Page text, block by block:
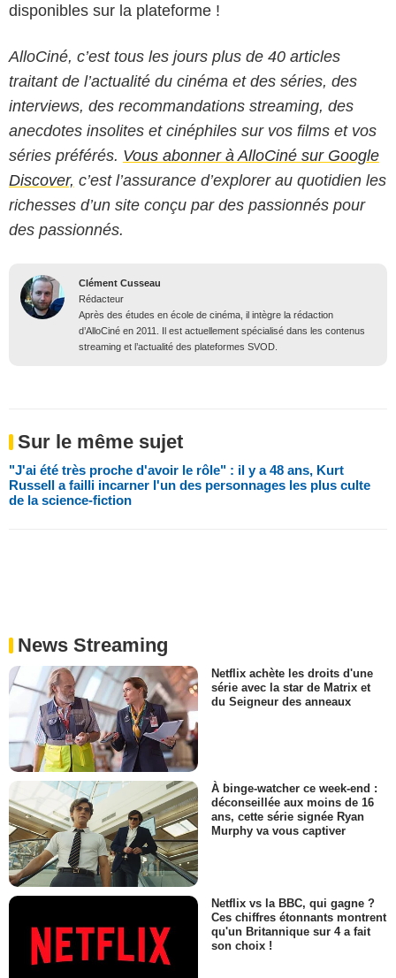
disponibles sur la plateforme !
AlloCiné, c’est tous les jours plus de 40 articles
traitant de l’actualité du cinéma et des séries, des
interviews, des recommandations streaming, des
anecdotes insolites et cinéphiles sur vos films et vos
séries préférés. Vous abonner à AlloCiné sur Google
Discover, c’est l’assurance d’explorer au quotidien les
richesses d’un site conçu par des passionnés pour
des passionnés.
Clément Cusseau
Rédacteur
Après des études en école de cinéma, il intègre la rédaction
d’AlloCiné en 2011. Il est actuellement spécialisé dans les contenus
streaming et l’actualité des plateformes SVOD.
Sur le même sujet
"J'ai été très proche d'avoir le rôle" : il y a 48 ans, Kurt
Russell a failli incarner l'un des personnages les plus culte
de la science-fiction
News Streaming
Netflix achète les droits d'une
série avec la star de Matrix et
du Seigneur des anneaux
À binge-watcher ce week-end :
déconseillée aux moins de 16
ans, cette série signée Ryan
Murphy va vous captiver
Netflix vs la BBC, qui gagne ?
Ces chiffres étonnants montrent
qu'un Britannique sur 4 a fait
son choix !